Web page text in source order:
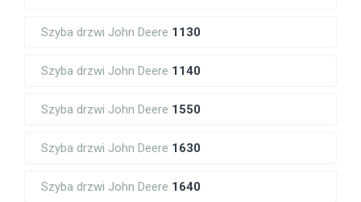
Szyba drzwi John Deere 1130
Szyba drzwi John Deere 1140
Szyba drzwi John Deere 1550
Szyba drzwi John Deere 1630
Szyba drzwi John Deere 1640